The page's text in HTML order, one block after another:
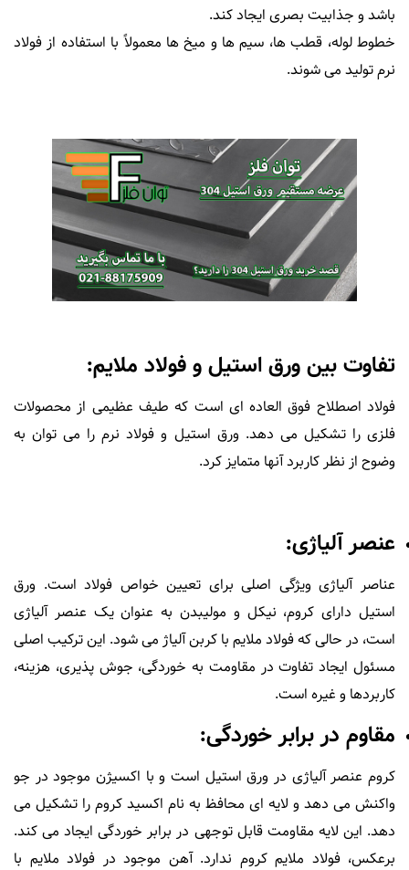
باشد و جذابیت بصری ایجاد کند.
خطوط لوله، قطب ها، سیم ها و میخ ها معمولاً با استفاده از فولاد
نرم تولید می شوند.
تفاوت بین ورق استیل و فولاد ملایم:
فولاد اصطلاح فوق العاده ای است که طیف عظیمی از محصولات
فلزی را تشکیل می دهد. ورق استیل و فولاد نرم را می توان به
وضوح از نظر کاربرد آنها متمایز کرد.
عنصر آلیاژی:
عناصر آلیاژی ویژگی اصلی برای تعیین خواص فولاد است. ورق
استیل دارای کروم، نیکل و مولیبدن به عنوان یک عنصر آلیاژی
است، در حالی که فولاد ملایم با کربن آلیاژ می شود. این ترکیب اصلی
مسئول ایجاد تفاوت در مقاومت به خوردگی، جوش پذیری، هزینه،
کاربردها و غیره است.
مقاوم در برابر خوردگی:
کروم عنصر آلیاژی در ورق استیل است و با اکسیژن موجود در جو
واکنش می دهد و لایه ای محافظ به نام اکسید کروم را تشکیل می
دهد. این لایه مقاومت قابل توجهی در برابر خوردگی ایجاد می کند.
برعکس، فولاد ملایم کروم ندارد. آهن موجود در فولاد ملایم با